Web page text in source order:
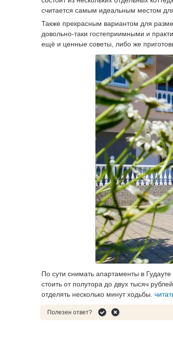
считается самым идеальным местом
Также прекрасным вариантом для
довольно-таки гостеприимными и
ещё и ценные советы, либо же
По сути снимать апартаменты в
стоить от полутора до двух тысяч
отделять несколько минут ходьбы.
Полезен ответ?